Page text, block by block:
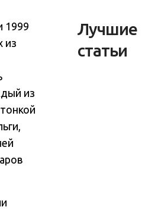
1999
из
из
Лучшие
статьи